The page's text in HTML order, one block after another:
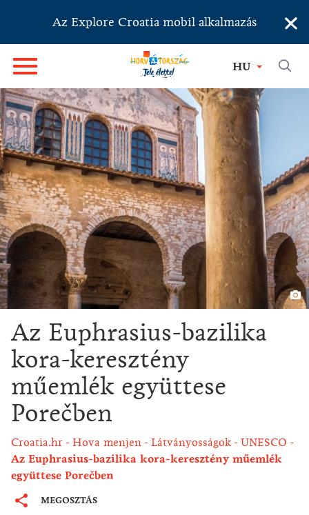
Az Explore Croatia mobil alkalmazás ×
HU
Az Euphrasius-bazilika
kora-keresztény
műemlék együttese
Porečben
Croatia.hr Hova menjen Látványosságok UNESCO
Az Euphrasius-bazilika kora-keresztény műemlék
együttese Porečben
MEGOSZTÁS